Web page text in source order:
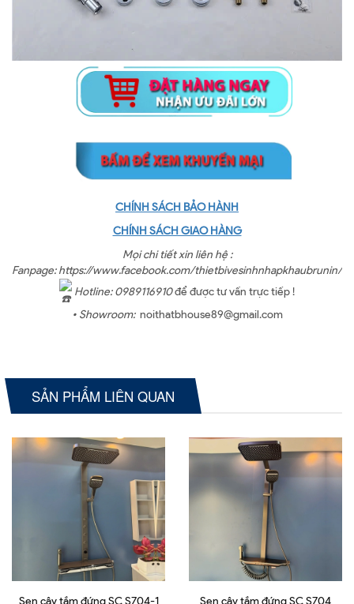
CHÍNH SÁCH BẢO HÀNH
CHÍNH SÁCH GIAO HÀNG
Mọi chi tiết xin liên hệ :
Fanpage: https://www.facebook.com/thietbivesinhnhapkhaubrunin/
Hotline: 0989116910để được tư vấn trực tiếp !
• Showroom: noithatbhouse89@gmail.com
SẢN PHẨM LIÊN QUAN